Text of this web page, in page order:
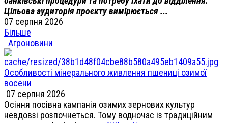
Цільова аудиторія проєкту вимірюється ...
07 серпня 2026
Більше
Агроновини
Особливості мінерального живлення пшениці озимої
восени
07 серпня 2026
Осіння посівна кампанія озимих зернових культур
невдовзі розпочнеться. Тому водночас із традиційним